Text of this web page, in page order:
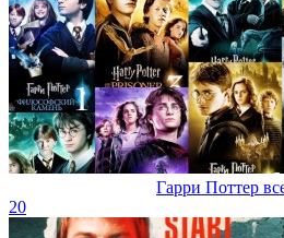
Гарри Поттер
20